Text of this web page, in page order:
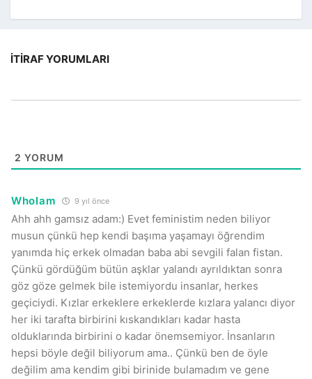
İTIRAF YORUMLARI
2 YORUM
WhoIam 9 yıl önce
Ahh ahh gamsız adam:) Evet feministim neden biliyor
musun çünkü hep kendi başıma yaşamayı öğrendim
yanımda hiç erkek olmadan baba abi sevgili falan fistan.
Çünkü gördüğüm bütün aşklar yalandı ayrıldıktan sonra
göz göze gelmek bile istemiyordu insanlar, herkes
geçiciydi. Kızlar erkeklere erkeklerde kızlara yalancı diyor
her iki tarafta birbirini kıskandıkları kadar hasta
olduklarında birbirini o kadar önemsemiyor. İnsanların
hepsi böyle değil biliyorum ama.. Çünkü ben de öyle
değilim ama kendim gibi birinide bulamadım ve gene